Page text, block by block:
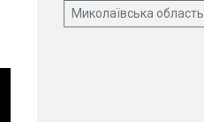
Миколаївська область